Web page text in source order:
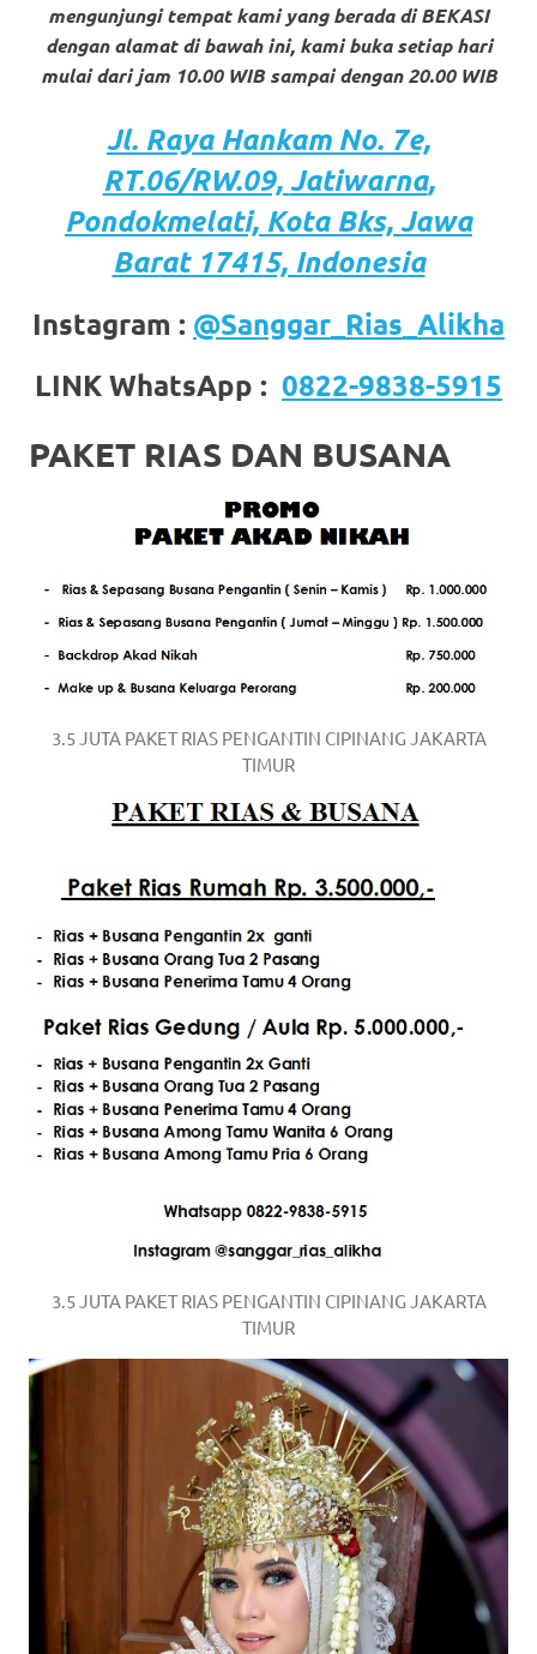
facts
https://www.stockswatches.com
https://
check
link
here
now
https://www.domainwatches.com
the
website
fake
rolex.
https://
https://www.gameswatches.com
gift
for
replica
watches
men's
https://www.drugswatches.com.
mengunjungi tempat kami yang berada di BEKASI
dengan alamat di bawah ini, kami buka setiap hari
mulai dari jam 10.00 WIB sampai dengan 20.00 WIB
Jl. Raya HankamNo. 7e,
RT.06/RW.09, Jatiwarna,
Pondokmelati, KotaBks, Jawa
Barat 17415, Indonesia
Instagram : @Sanggar_Rias_Alikha
LINK WhatsApp : 0822-9838-5915
PAKET RIAS DAN BUSANA
3.5 JUTA PAKET RIAS PENGANTIN CIPINANG JAKARTA
TIMUR
3.5 JUTA PAKET RIAS PENGANTIN CIPINANG JAKARTA
TIMUR